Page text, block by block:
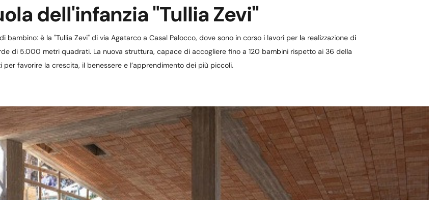
dell'infanzia "Tullia Zevi"
bambino: è la "Tullia Zevi" di via Agatarco a Casal Palocco, dove sono in corso i lavori per la realizzazione di
di 5.000 metri quadrati. La nuova struttura, capace di accogliere fino a 120 bambini rispetto ai 36 della
favorire la crescita, il benessere e l’apprendimento dei più piccoli.